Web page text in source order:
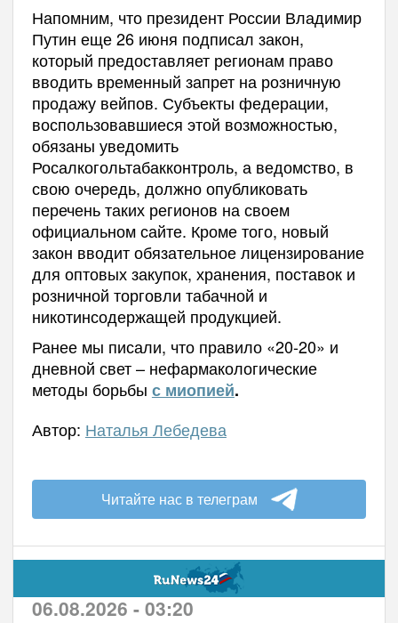
Напомним, что президент России Владимир
Путин еще 26 июня подписал закон,
который предоставляет регионам право
вводить временный запрет на розничную
продажу вейпов. Субъекты федерации,
воспользовавшиеся этой возможностью,
обязаны уведомить
Росалкогольтабакконтроль, а ведомство, в
свою очередь, должно опубликовать
перечень таких регионов на своем
официальном сайте. Кроме того, новый
закон вводит обязательное лицензирование
для оптовых закупок, хранения, поставок и
розничной торговли табачной и
никотинсодержащей продукцией.
Ранее мы писали, что правило «20-20» и
дневной свет – нефармакологические
методы борьбы с миопией.
Автор: Наталья Лебедева
Читайте нас в телеграм
06.08.2026 - 03:20